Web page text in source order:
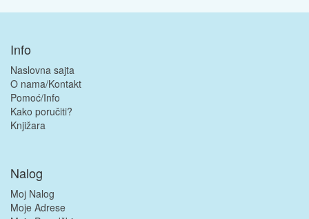
Info
Naslovna sajta
O nama/Kontakt
Pomoć/Info
Kako poručiti?
Knjižara
Nalog
Moj Nalog
Moje Adrese